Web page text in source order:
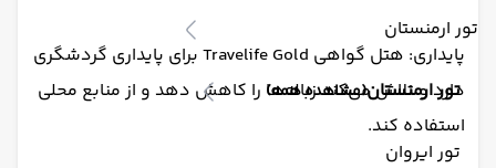
تور ارمنستان
تور ارمنستان(مشاهده همه)
تور ایروان
پایداری: هتل گواهی Travelife Gold برای پایداری گردشگری
دارد و تلاش می‌کند زباله‌ها را کاهش دهد و از منابع محلی
استفاده کند.